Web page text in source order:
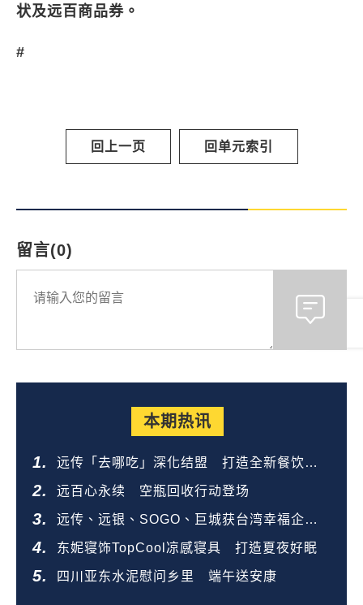
状及远百商品券。
#
回上一页 回单元索引
留言(0)
本期热讯
远传「去哪吃」深化结盟 打造全新餐饮生
态圈
远百心永续 空瓶回收行动登场
远传、远银、SOGO、巨城获台湾幸福企业
金奖
东妮寝饰TopCool凉感寝具 打造夏夜好眠
四川亚东水泥慰问乡里 端午送安康